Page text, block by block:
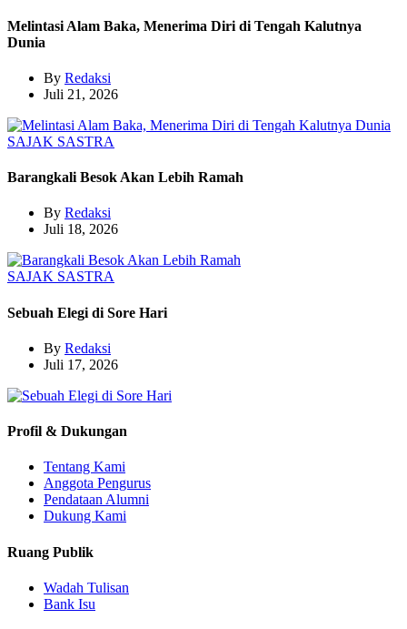
Melintasi Alam Baka, Menerima Diri di Tengah Kalutnya
Dunia
By Redaksi
Juli 21, 2026
SAJAK SASTRA
Barangkali Besok Akan Lebih Ramah
By Redaksi
Juli 18, 2026
SAJAK SASTRA
Sebuah Elegi di Sore Hari
By Redaksi
Juli 17, 2026
Profil & Dukungan
Tentang Kami
Anggota Pengurus
Pendataan Alumni
Dukung Kami
Ruang Publik
Wadah Tulisan
Bank Isu